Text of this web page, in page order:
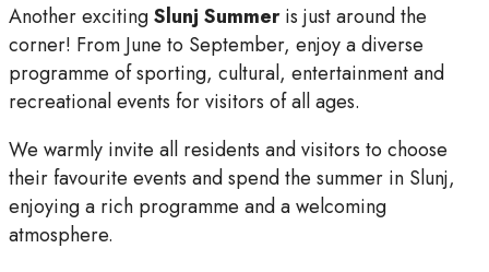
Another excitingSlunj Summeris just around the
corner! From June to September, enjoy a diverse
programme of sporting, cultural, entertainment and
recreational events for visitors of all ages.
We warmly invite all residents and visitors to choose
their favourite events and spend the summer in Slunj,
enjoying a rich programme and a welcoming
atmosphere.